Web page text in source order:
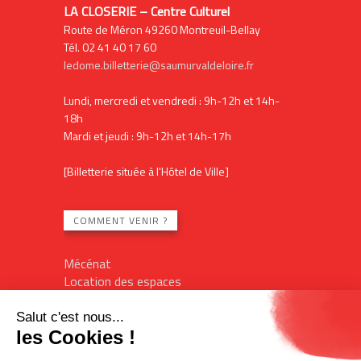
LA CLOSERIE – Centre Culturel
Route de Méron 49260 Montreuil-Bellay
Tél. 02 41 40 17 60
ledome.billetterie@saumurvaldeloire.fr
Lundi, mercredi et vendredi : 9h-12h et 14h-
18h
Mardi et jeudi : 9h-12h et 14h-17h
[Billetterie située à l'Hôtel de Ville]
COMMENT VENIR ?
Mécénat
Location des espaces
Plan du site
Mentions légales